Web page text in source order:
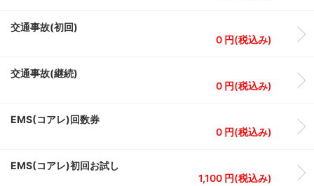
交通事故(初回)
0 円(税込み)
交通事故(継続)
0 円(税込み)
EMS(コアレ)回数券
0 円(税込み)
EMS(コアレ)初回お試し
1,100 円(税込み)